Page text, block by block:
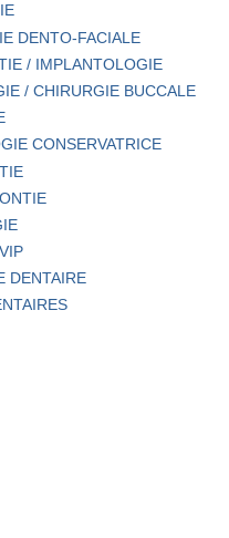
DENTO-FACIALE
/ IMPLANTOLOGIE
/ CHIRURGIE BUCCALE
CONSERVATRICE
DENTAIRE